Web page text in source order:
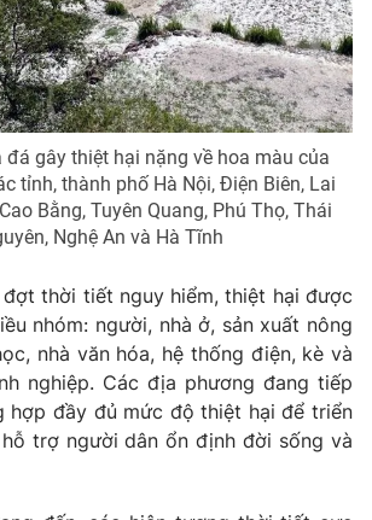
đá gây thiệt hại nặng về hoa màu của
tỉnh, thành phố Hà Nội, Điện Biên, Lai
Bằng, Tuyên Quang, Phú Thọ, Thái
Nghệ An và Hà Tĩnh
thời tiết nguy hiểm, thiệt hại được
nhóm: người, nhà ở, sản xuất nông
nhà văn hóa, hệ thống điện, kè và
nghiệp. Các địa phương đang tiếp
hợp đầy đủ mức độ thiệt hại để triển
trợ người dân ổn định đời sống và